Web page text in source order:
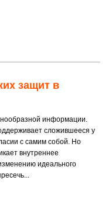
защит в
информации.
сложившееся у
с самим собой. Но
внутреннее
идеального